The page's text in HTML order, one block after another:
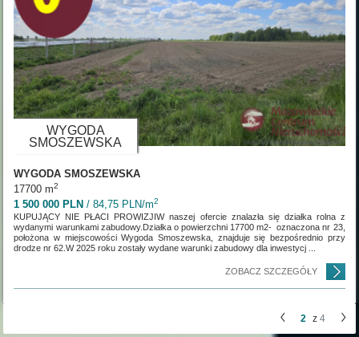
WYGODA
SMOSZEWSKA
WYGODA SMOSZEWSKA
17700 m2
1 500 000 PLN / 84,75 PLN/m2
KUPUJĄCY NIE PŁACI PROWIZJIW naszej ofercie znalazła się działka rolna z
wydanymi warunkami zabudowy.Działka o powierzchni 17700 m2- oznaczona nr 23,
położona w miejscowości Wygoda Smoszewska, znajduje się bezpośrednio przy
drodze nr 62.W 2025 roku zostały wydane warunki zabudowy dla inwestycj ...
ZOBACZ SZCZEGÓŁY
2 z4